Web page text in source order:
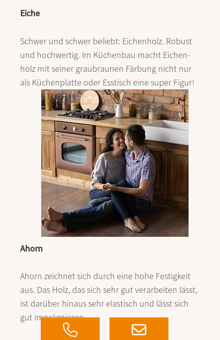
Eiche
Schwer und schwer beliebt: Eichen­holz. Robust
und hoch­wer­tig. Im Küchen­bau macht Eichen­
holz mit seiner grau­braunen Fär­bung nicht nur
als Küchen­platte oder Ess­tisch eine super Figur!
Ahorn
Ahorn zeichnet sich durch eine hohe Festig­keit
aus. Das Holz, das sich sehr gut ver­arbeiten lässt,
ist da­rü­ber hinaus sehr elas­tisch und lässt sich
gut impräg­nieren.